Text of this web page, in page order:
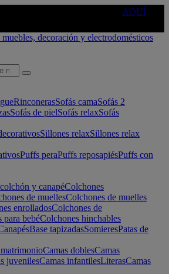
AQUÍ
RinconerasSofás camaSofás 2
Sofás de pielSofás relaxSofás
Sillones relaxSillones relax
Puffs peraPuffs reposapiésPuffs con
y canapéColchones
de muellesColchones de muelles
enrolladosColchones de
para bebéColchones hinchables
Base tapizadasSomieresPatas de
Camas doblesCamas
juvenilesCamas infantilesLiterasCamas